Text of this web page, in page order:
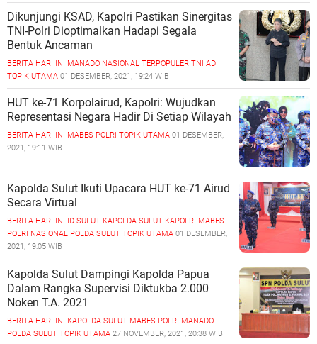
Dikunjungi KSAD, Kapolri Pastikan Sinergitas
TNI-Polri Dioptimalkan Hadapi Segala
Bentuk Ancaman
BERITA HARI INI MANADO NASIONAL TERPOPULER TNI AD
TOPIK UTAMA 01 DESEMBER, 2021, 19:24 WIB
HUT ke-71 Korpolairud, Kapolri: Wujudkan
Representasi Negara Hadir Di Setiap Wilayah
BERITA HARI INI MABES POLRI TOPIK UTAMA 01 DESEMBER,
2021, 19:11 WIB
Kapolda Sulut Ikuti Upacara HUT ke-71 Airud
Secara Virtual
BERITA HARI INI ID SULUT KAPOLDA SULUT KAPOLRI MABES
POLRI NASIONAL POLDA SULUT TOPIK UTAMA 01 DESEMBER,
2021, 19:05 WIB
Kapolda Sulut Dampingi Kapolda Papua
Dalam Rangka Supervisi Diktukba 2.000
Noken T.A. 2021
BERITA HARI INI KAPOLDA SULUT MABES POLRI MANADO
POLDA SULUT TOPIK UTAMA 27 NOVEMBER, 2021, 20:38 WIB